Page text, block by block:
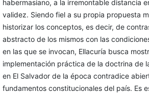
habermasiano, a la irremontable distancia
validez. Siendo fiel a su propia propuesta
historizar los conceptos, es decir, de
abstracto de los mismos con las
en las que se invocan, Ellacuría busca
implementación práctica de la doctrina de
en El Salvador de la época contradice
fundamentos constitucionales del país. Es